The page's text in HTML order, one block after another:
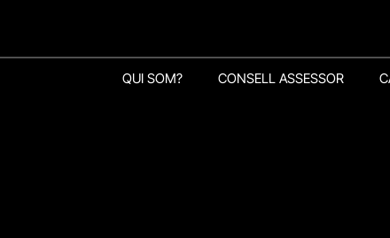
QUI SOM? CONSELL ASSESSOR